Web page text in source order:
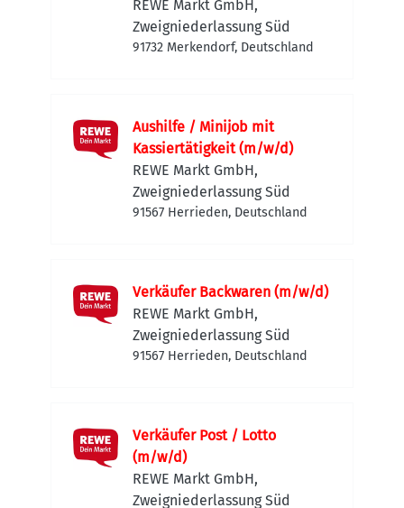
REWE Markt GmbH,
Zweigniederlassung Süd
91732 Merkendorf, Deutschland
Aushilfe / Minijob mit
Kassiertätigkeit (m/w/d)
REWE Markt GmbH,
Zweigniederlassung Süd
91567 Herrieden, Deutschland
Verkäufer Backwaren (m/w/d)
REWE Markt GmbH,
Zweigniederlassung Süd
91567 Herrieden, Deutschland
Verkäufer Post / Lotto
(m/w/d)
REWE Markt GmbH,
Zweigniederlassung Süd